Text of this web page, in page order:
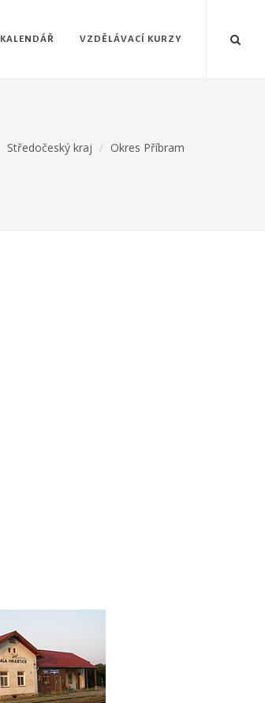
KALENDÁŘ VZDĚLÁVACÍ KURZY
Středočeský kraj Okres Příbram